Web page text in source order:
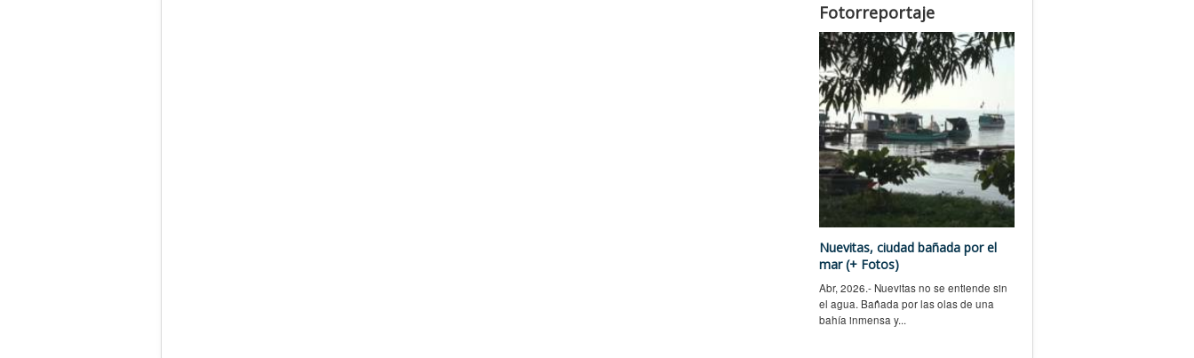
Fotorreportaje
Nuevitas, ciudad bañada por el
mar (+ Fotos)
Abr, 2026.- Nuevitas no se entiende sin
el agua. Bañada por las olas de una
bahía inmensa y...